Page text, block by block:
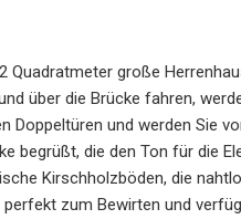
große
über die Brücke fahren,
Doppeltüren und werden Sie
begrüßt, die den Ton für die
Kirschholzböden, die
zum Bewirten und